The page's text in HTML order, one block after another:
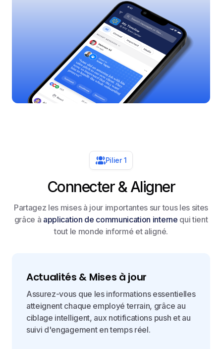
Pilier 1
Connecter & Aligner
Partagez les mises à jour importantes sur tous les sites
grâce à application de communication interne qui tient
tout le monde informé et aligné.
Actualités & Mises à jour
Assurez-vous que les informations essentielles
atteignent chaque employé terrain, grâce au
ciblage intelligent, aux notifications push et au
suivi d'engagement en temps réel.